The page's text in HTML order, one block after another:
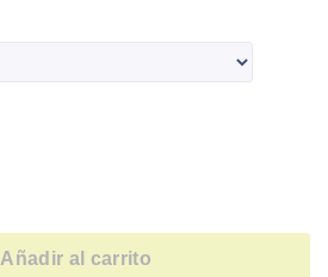
Añadir al carrito